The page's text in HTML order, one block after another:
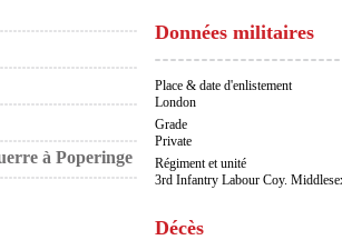
à Poperinge
Données militaires
Place & date d'enlistement
London
Grade
Private
Régiment et unité
3rd Infantry Labour Coy.
Décès